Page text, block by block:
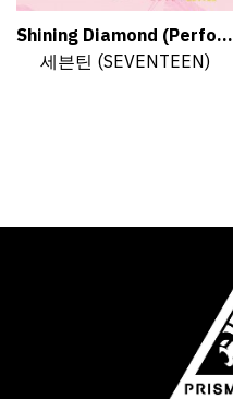
Shining Diamond (Perfo...
세븐틴 (SEVENTEEN)